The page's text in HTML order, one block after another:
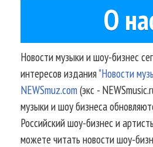
О
Новости музыки и шоу-бизнес
интересов издания"Новости
NEWSmuz.com(экс -
музыки и шоу бизнеса
Российский шоу-бизнес и
можете читать новости шоу-